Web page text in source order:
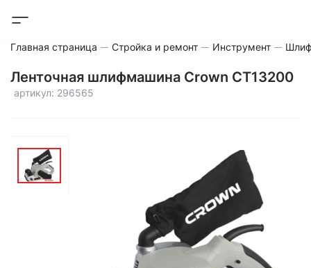
Главная страница Стройка и ремонт Инструмент
Ленточная шлифмашина Crown CT13200
артикул: 296565